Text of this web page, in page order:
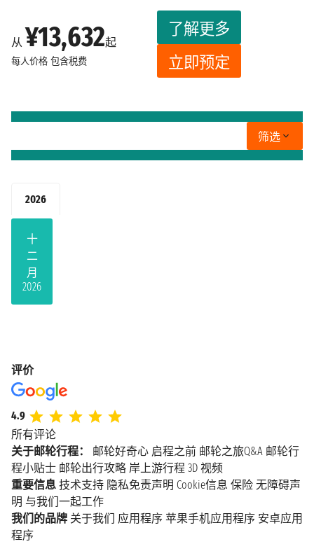
2026
十
二
月
2026
从 ¥13,632起
每人价格 包含税费
了解更多
立即预定
筛选
评价
4.9
所有评论
关于邮轮行程：
邮轮好奇心 启程之前 邮轮之旅Q&A 邮轮行
程小贴士 邮轮出行攻略 岸上游行程 3D 视频
重要信息 技术支持 隐私免责声明 Cookie信息 保险 无障碍声
明 与我们一起工作
我们的品牌 关于我们 应用程序 苹果手机应用程序 安卓应用
程序